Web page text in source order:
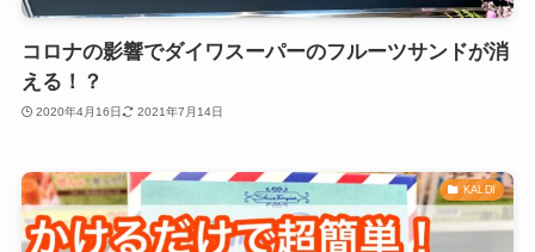
コロナの影響でダイワスーパーのフルーツサンドが消
える！？
2020年4月16日 2021年7月14日
KALDI